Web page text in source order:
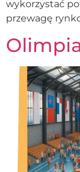
wykorzystać
przewagę